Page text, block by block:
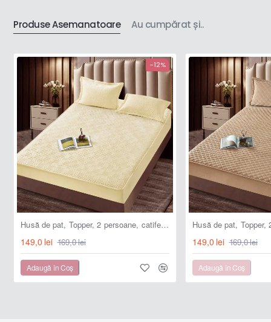
140x200cm (+30cm înățimea saltelei)
prezintă rezistență la decolorare;
- fixare precisă și stabilă ;
- dispune de prindere cu elastic de jur împrejur .
Caracteristici material :
- tip material : microfibră catifelată matlasată ;
- confortabil, catifelat, plăcut la atingere
- permite o bună circulație a aerului, lăsând piele să respire;
- nu intră la apă .
Produse Asemanatoare Au cumpărat și..
-12%
Husă de pat, Topper, 2 persoane, catifea, 160x200cm, 3 piese, cu elastic, crem deschis, HPT602
149,0 lei 169,0 lei
Adaugă în Coş
149,0 lei 169,0 lei
Adaugă în Coş